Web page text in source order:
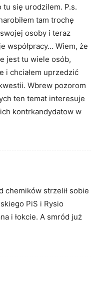
się urodzilem. P.s.
tam trochę
osoby i teraz
współpracy… Wiem, że
jest tu wiele osób,
i chciałem uprzedzić
Wbrew pozorom
ten temat interesuje
kontrkandydatow w
chemików strzelił sobie
PiS i Rysio
i łokcie. A smród już